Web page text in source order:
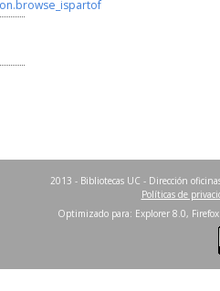
2013 - Bibliotecas UC - Dirección
Políticas de
Optimizado para: Explorer 8.0,